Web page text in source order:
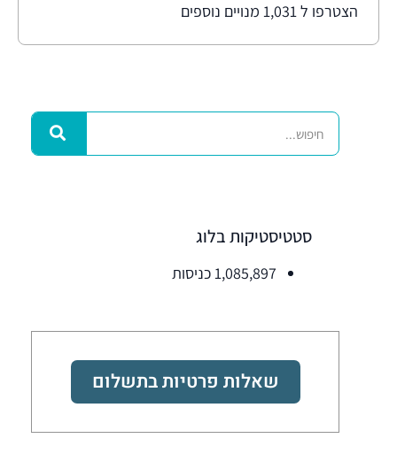
הצטרפו ל 1,031 מנויים נוספים
סטטיסטיקות בלוג
1,085,897 כניסות
שאלות פרטיות בתשלום